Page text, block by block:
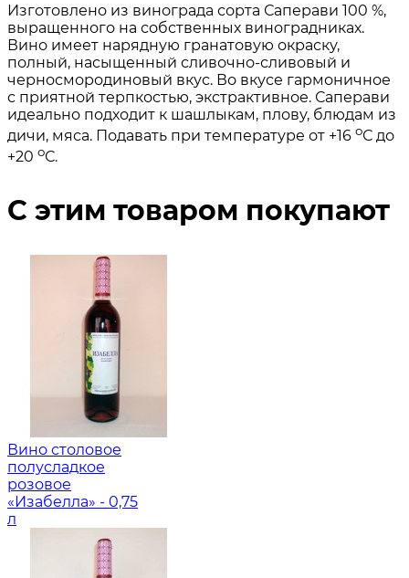
Изготовлено из винограда сорта Саперави 100 %,
выращенного на собственных виноградниках.
Вино имеет нарядную гранатовую окраску,
полный, насыщенный сливочно-сливовый и
черносмородиновый вкус. Во вкусе гармоничное
с приятной терпкостью, экстрактивное. Саперави
идеально подходит к шашлыкам, плову, блюдам из
дичи, мяса. Подавать при температуре от +16 оС до
+20 оС.
С этим товаром покупают
Вино столовое
полусладкое
розовое
«Изабелла» - 0,75
л